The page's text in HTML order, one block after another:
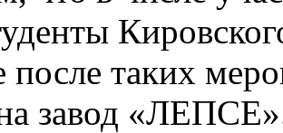
после таких
завод